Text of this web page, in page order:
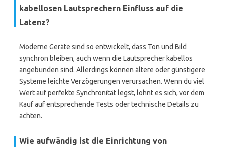
kabellosen Lautsprechern Einfluss auf die
Latenz?
Moderne Geräte sind so entwickelt, dass Ton und Bild
synchron bleiben, auch wenn die Lautsprecher kabellos
angebunden sind. Allerdings können ältere oder günstigere
Systeme leichte Verzögerungen verursachen. Wenn du viel
Wert auf perfekte Synchronität legst, lohnt es sich, vor dem
Kauf auf entsprechende Tests oder technische Details zu
achten.
Wie aufwändig ist die Einrichtung von